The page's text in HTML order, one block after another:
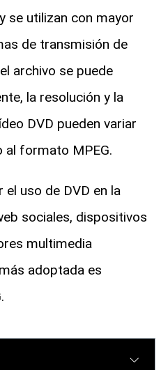
se utilizan con mayor
de transmisión de
archivo se puede
la resolución y la
DVD pueden variar
al formato MPEG.
el uso de DVD en la
sociales, dispositivos
multimedia
adoptada es